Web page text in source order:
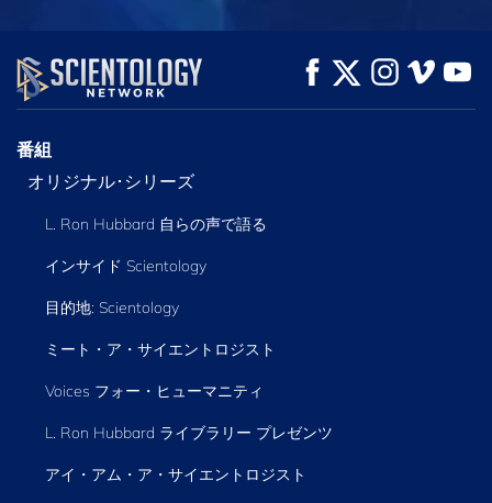
観る シリーズを探求
番組
オリジナル･シリーズ
L. Ron Hubbard 自らの声で語る
インサイド Scientology
目的地: Scientology
ミート・ア・サイエントロジスト
Voices フォー・ヒューマニティ
L. Ron Hubbard ライブラリー プレゼンツ
アイ・アム・ア・サイエントロジスト